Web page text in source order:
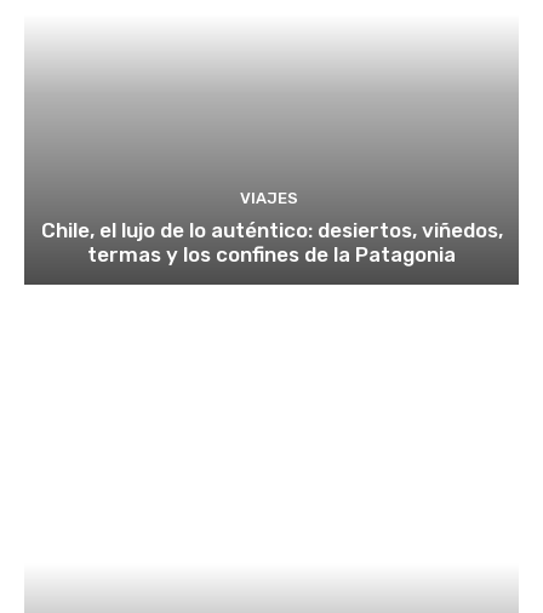
VIAJES
Chile, el lujo de lo auténtico: desiertos, viñedos,
termas y los confines de la Patagonia